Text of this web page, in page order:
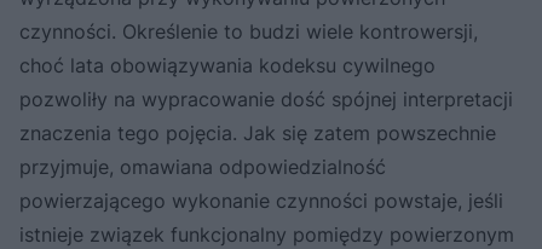
czynności. Określenie to budzi wiele kontrowersji,
choć lata obowiązywania kodeksu cywilnego
pozwoliły na wypracowanie dość spójnej interpretacji
znaczenia tego pojęcia. Jak się zatem powszechnie
przyjmuje, omawiana odpowiedzialność
powierzającego wykonanie czynności powstaje, jeśli
istnieje związek funkcjonalny pomiędzy powierzonym